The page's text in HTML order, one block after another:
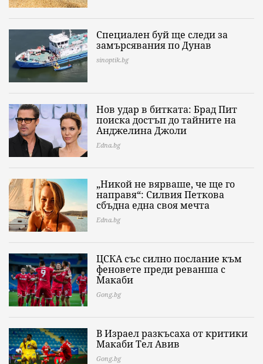
Специален буй ще следи за
замърсявания по Дунав
sinoptik.bg
Нов удар в битката: Брад Пит
поиска достъп до тайните на
Анджелина Джоли
Edna.bg
„Никой не вярваше, че ще го
направя“: Силвия Петкова
сбъдна една своя мечта
Edna.bg
ЦСКА със силно послание към
феновете преди реванша с
Макаби
Gong.bg
В Израел разкъсаха от критики
Макаби Тел Авив
Gong.bg